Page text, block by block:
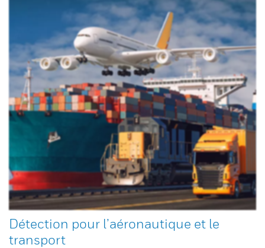
Détection pour l’aéronautique et le
transport